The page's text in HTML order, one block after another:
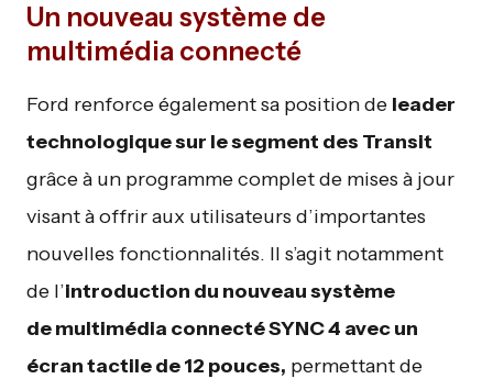
Un nouveau système de
multimédia connecté
Ford renforce également sa position de leader
technologique sur le segment des Transit
grâce à un programme complet de mises à jour
visant à offrir aux utilisateurs d’importantes
nouvelles fonctionnalités. Il s’agit notamment
de l’introduction du nouveau système
de multimédia connecté SYNC 4 avec un
écran tactile de 12 pouces, permettant de